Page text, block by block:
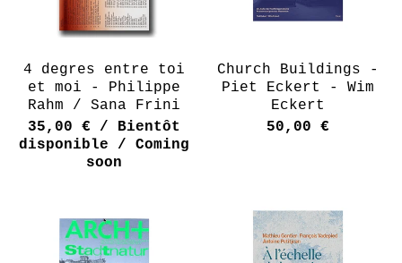
4 degres entre toi
et moi - Philippe
Rahm / Sana Frini
35,00 €
/ Bientôt
disponible / Coming
soon
Church Buildings -
Piet Eckert - Wim
Eckert
50,00 €